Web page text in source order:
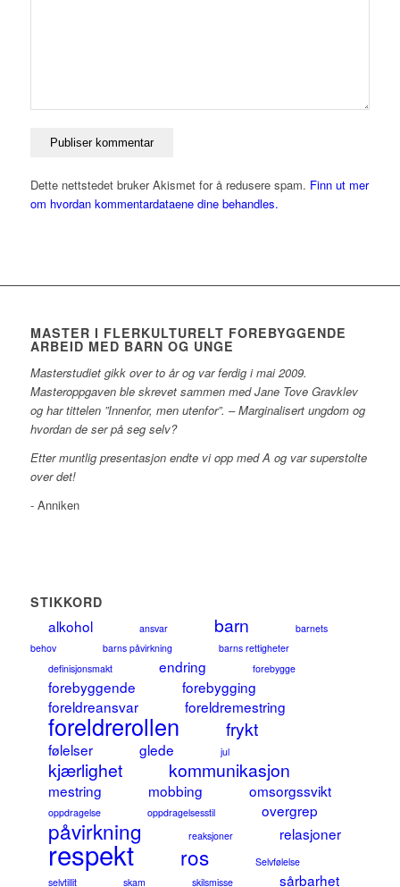
Dette nettstedet bruker Akismet for å redusere spam. Finn ut mer
om hvordan kommentardataene dine behandles.
MASTER I FLERKULTURELT FOREBYGGENDE
ARBEID MED BARN OG UNGE
Masterstudiet gikk over to år og var ferdig i mai 2009.
Masteroppgaven ble skrevet sammen med Jane Tove Gravklev
og har tittelen ”Innenfor, men utenfor”. – Marginalisert ungdom og
hvordan de ser på seg selv?
Etter muntlig presentasjon endte vi opp med A og var superstolte
over det!
- Anniken
STIKKORD
alkohol ansvar barn
barnets
behov
barns påvirkning
barns rettigheter
definisjonsmakt
endring forebygge
forebyggende
forebygging
foreldreansvar
foreldremestring
foreldrerollen frykt
følelser glede jul
kjærlighet kommunikasjon
mestring mobbing omsorgssvikt
oppdragelse oppdragelsesstil overgrep
påvirkning reaksjoner relasjoner
respekt ros
Selvfølelse
selvtillit
skam skilsmisse sårbarhet